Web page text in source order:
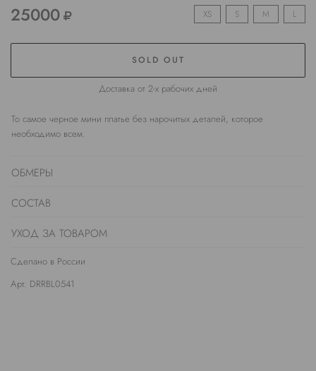
25000 XS S M L
SOLD OUT
Доставка от 2-х рабочих дней
То самое черное мини платье без нарочитых деталей, которое
необходимо всем.
ОБМЕРЫ
СОСТАВ
УХОД ЗА ТОВАРОМ
Сделано в России
Арт. DRRBL0541